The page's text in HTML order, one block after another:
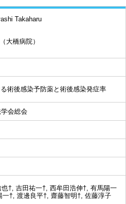
Takaharu
大橋病院）
術後感染予防薬と術後感染発症率
会総会
†, 吉田祐一†, 西牟田浩伸†, 有馬陽一
†, 渡邊良平†, 齋藤智明†, 佐藤淳子